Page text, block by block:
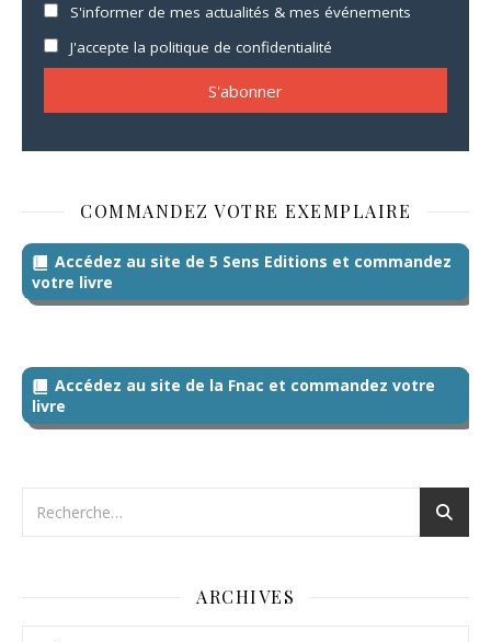
S'informer de mes actualités & mes événements
J'accepte la politique de confidentialité
COMMANDEZ VOTRE EXEMPLAIRE
Accédez au site de 5 Sens Editions et commandez
votre livre
Accédez au site de la Fnac et commandez votre
livre
ARCHIVES